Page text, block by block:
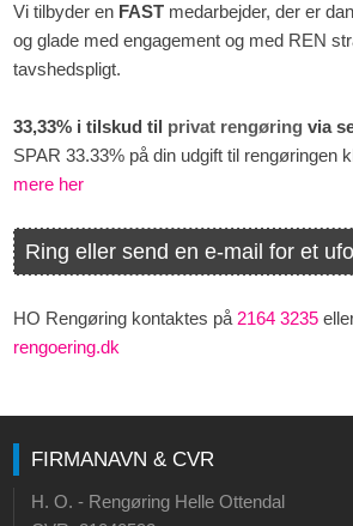
Vi tilbyder en FAST medarbejder, der er
og glade med engagement og med REN
tavshedspligt.
33,33% i tilskud til privat rengøring via
SPAR 33.33% på din udgift til rengøringen
mere her
Ring eller send en e-mail for et
HO Rengøring kontaktes på 2164 3235
rengoering.dk​
FIRMANAVN & CVR​
H. O. - Rengøring Helle Ottendal